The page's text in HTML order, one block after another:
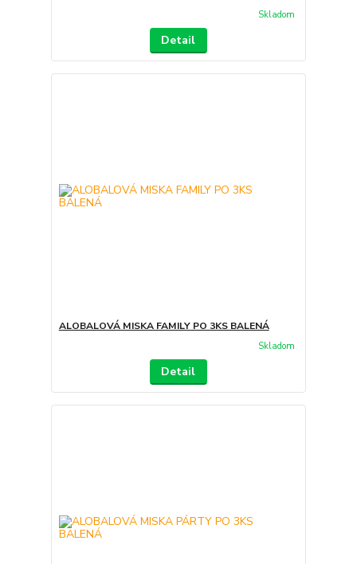
Skladom
Detail
ALOBALOVÁ MISKA FAMILY PO 3KS BALENÁ
Skladom
Detail